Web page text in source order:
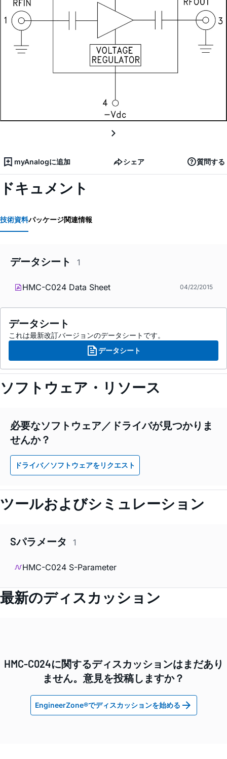
myAnalogに追加 シェア 質問する
ドキュメント
技術資料パッケージ関連情報
データシート 1
HMC-C024 Data Sheet 04/22/2015
データシート
これは最新改訂バージョンのデータシートです。
データシート
ソフトウェア・リソース
必要なソフトウェア／ドライバが見つかりま
せんか？
ドライバ／ソフトウェアをリクエスト
ツールおよびシミュレーション
Sパラメータ 1
HMC-C024 S-Parameter
最新のディスカッション
HMC-C024に関するディスカッションはまだあり
ません。意見を投稿しますか？
EngineerZone®でディスカッションを始める